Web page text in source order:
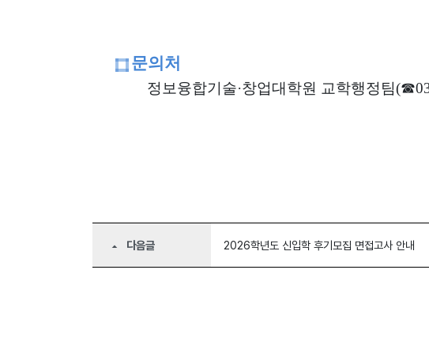
문의처
정보융합기술·창업대학원 교학행정팀(☎
arrow_drop_up 다음글 2026학년도 신입학 후기모집 면접고사 안내